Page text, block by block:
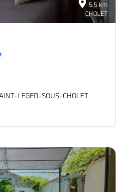
5.5 km
CHOLET
LEGER-SOUS-CHOLET